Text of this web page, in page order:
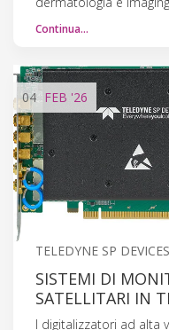
Continua…
04 FEB '26
TELEDYNE SP DEVICES
SISTEMI DI
SATELLITARI IN
I digitalizzatori ad alta